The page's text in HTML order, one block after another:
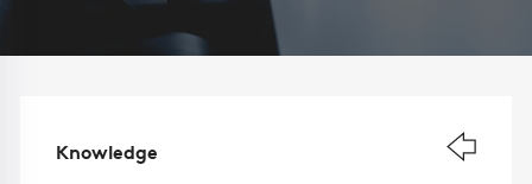
Knowledge